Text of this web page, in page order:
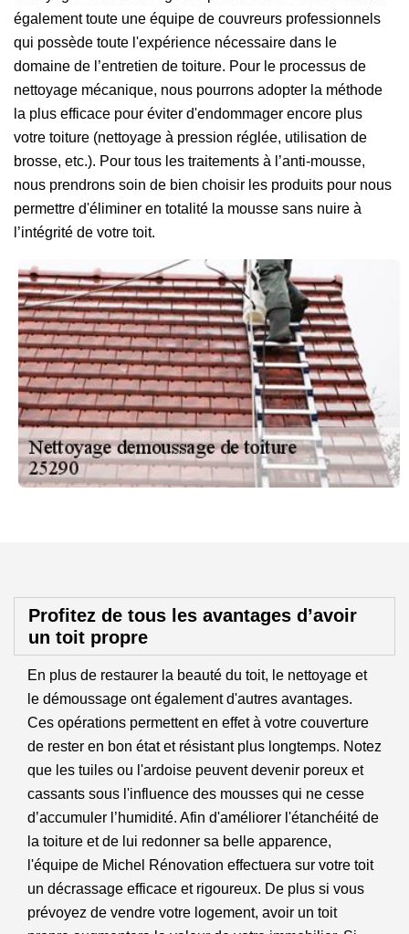
également toute une équipe de couvreurs professionnels
qui possède toute l'expérience nécessaire dans le
domaine de l’entretien de toiture. Pour le processus de
nettoyage mécanique, nous pourrons adopter la méthode
la plus efficace pour éviter d'endommager encore plus
votre toiture (nettoyage à pression réglée, utilisation de
brosse, etc.). Pour tous les traitements à l’anti-mousse,
nous prendrons soin de bien choisir les produits pour nous
permettre d'éliminer en totalité la mousse sans nuire à
l’intégrité de votre toit.
Profitez de tous les avantages d’avoir
un toit propre
En plus de restaurer la beauté du toit, le nettoyage et
le démoussage ont également d'autres avantages.
Ces opérations permettent en effet à votre couverture
de rester en bon état et résistant plus longtemps. Notez
que les tuiles ou l'ardoise peuvent devenir poreux et
cassants sous l'influence des mousses qui ne cesse
d’accumuler l’humidité. Afin d'améliorer l'étanchéité de
la toiture et de lui redonner sa belle apparence,
l'équipe de Michel Rénovation effectuera sur votre toit
un décrassage efficace et rigoureux. De plus si vous
prévoyez de vendre votre logement, avoir un toit